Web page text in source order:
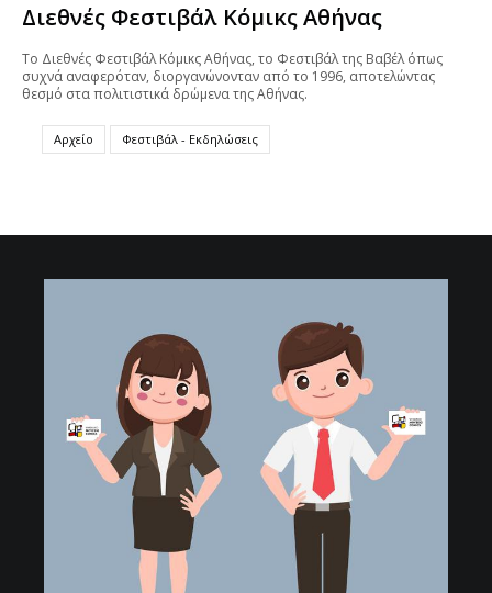
Διεθνές Φεστιβάλ Κόμικς Αθήνας
Το Διεθνές Φεστιβάλ Κόμικς Αθήνας, το Φεστιβάλ της Βαβέλ όπως
συχνά αναφερόταν, διοργανώνονταν από το 1996, αποτελώντας
θεσμό στα πολιτιστικά δρώμενα της Αθήνας.
Αρχείο Φεστιβάλ - Εκδηλώσεις